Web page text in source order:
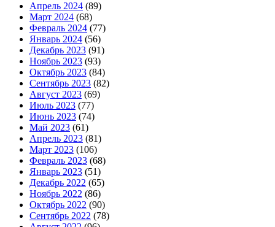
Апрель 2024 (89)
Март 2024 (68)
Февраль 2024 (77)
Январь 2024 (56)
Декабрь 2023 (91)
Ноябрь 2023 (93)
Октябрь 2023 (84)
Сентябрь 2023 (82)
Август 2023 (69)
Июль 2023 (77)
Июнь 2023 (74)
Май 2023 (61)
Апрель 2023 (81)
Март 2023 (106)
Февраль 2023 (68)
Январь 2023 (51)
Декабрь 2022 (65)
Ноябрь 2022 (86)
Октябрь 2022 (90)
Сентябрь 2022 (78)